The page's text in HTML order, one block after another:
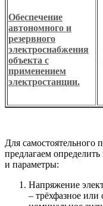
Обеспечение
автономного и
резервного
электроснабжения
объекта с
применением
электростанции.
Для самостоятельного
предлагаем
и параметры:
Напряжение
– трёхфазное или